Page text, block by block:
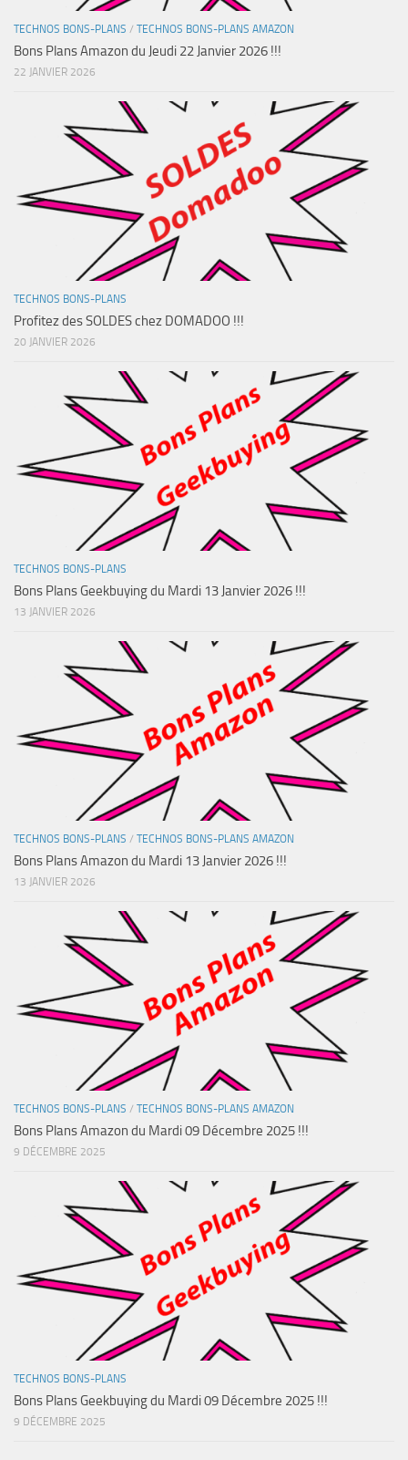
TECHNOS BONS-PLANS / TECHNOS BONS-PLANS AMAZON
Bons Plans Amazon du Jeudi 22 Janvier 2026 !!!
22 JANVIER 2026
TECHNOS BONS-PLANS
Profitez des SOLDES chez DOMADOO !!!
20 JANVIER 2026
TECHNOS BONS-PLANS
Bons Plans Geekbuying du Mardi 13 Janvier 2026 !!!
13 JANVIER 2026
TECHNOS BONS-PLANS / TECHNOS BONS-PLANS AMAZON
Bons Plans Amazon du Mardi 13 Janvier 2026 !!!
13 JANVIER 2026
TECHNOS BONS-PLANS / TECHNOS BONS-PLANS AMAZON
Bons Plans Amazon du Mardi 09 Décembre 2025 !!!
9 DÉCEMBRE 2025
TECHNOS BONS-PLANS
Bons Plans Geekbuying du Mardi 09 Décembre 2025 !!!
9 DÉCEMBRE 2025